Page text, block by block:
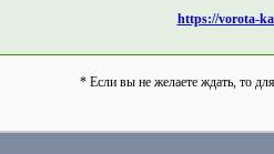
https://vorota-
* Если вы не желаете ждать, то